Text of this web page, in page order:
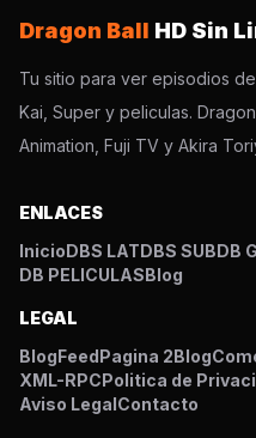
Dragon Ball HD Sin
Tu sitio para ver episodios
Kai, Super y peliculas.
Animation, Fuji TV y Akira
ENLACES
InicioDBS LATDBS SUBDB
DB PELICULASBlog
LEGAL
BlogFeedPagina 2Blog
XML-RPCPolitica de
Aviso LegalContacto